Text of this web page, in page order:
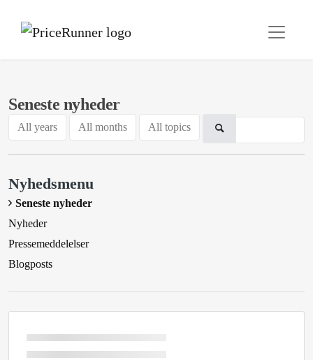
Seneste nyheder
All years All months All topics
Nyhedsmenu
Seneste nyheder
Nyheder
Pressemeddelelser
Blogposts